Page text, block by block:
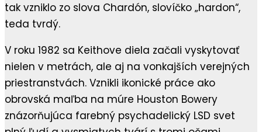
tak vzniklo zo slova Chardón, slovíčko „hardon“,
teda tvrdý.
V roku 1982 sa Keithove diela začali vyskytovať
nielen v metrách, ale aj na vonkajších verejných
priestranstvách. Vznikli ikonické práce ako
obrovská maľba na múre Houston Bowery
znázorňujúca farebný psychadelický LSD svet